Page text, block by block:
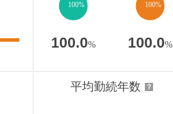
100%
100.0%
100%
100.0%
平均勤続年数 ？